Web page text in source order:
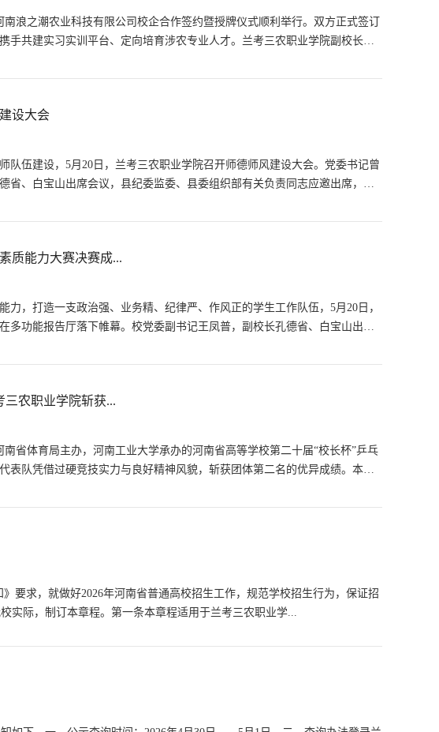
浪之潮农业科技有限公司校企合作签约暨授牌仪式顺利举行。双方正式签订
手共建实习实训平台、定向培育涉农专业人才。兰考三农职业学院副校长孔
设大会
队伍建设，5月20日，兰考三农职业学院召开师德师风建设大会。党委书记曾
省、白宝山出席会议，县纪委监委、县委组织部有关负责同志应邀出席，全
质能力大赛决赛成...
力，打造一支政治强、业务精、纪律严、作风正的学生工作队伍，5月20日，
多功能报告厅落下帷幕。校党委副书记王凤普，副校长孔德省、白宝山出席
农职业学院斩获...
省体育局主办，河南工业大学承办的河南省高等学校第二十届“校长杯”乒乓
表队凭借过硬竞技实力与良好精神风貌，斩获团体第二名的优异成绩。本次
要求，就做好2026年河南省普通高校招生工作，规范学校招生行为，保证招
实际，制订本章程。第一条本章程适用于兰考三农职业学...